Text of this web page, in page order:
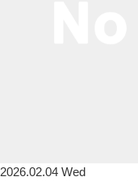
2026.02.04 Wed